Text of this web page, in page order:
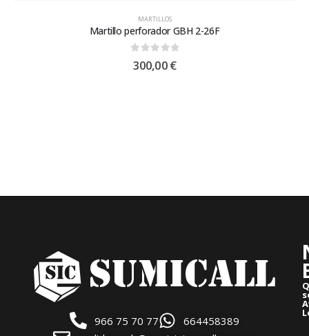
MARTILLOS
Martillo perforador GBH 2-26F
0out of 5
300,00€
966 75 70 77
664458389